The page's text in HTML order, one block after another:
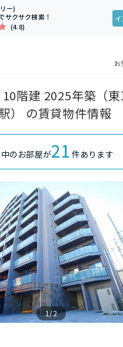
ー)
サクサク検索！
(4.8)
お
階建 2025年築（
） の賃貸物件情報
のお部屋が21 件あります
1/2